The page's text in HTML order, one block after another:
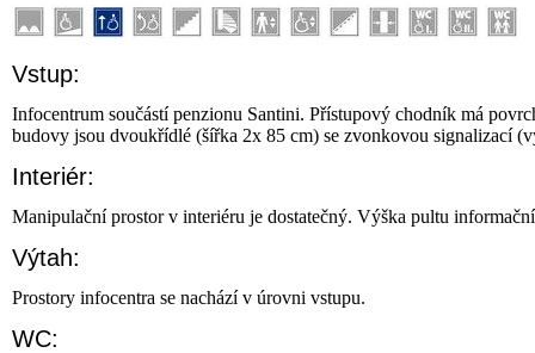
Vstup:
Infocentrum součástí penzionu Santini. Přístupový chodník má
budovy jsou dvoukřídlé (šířka 2x 85 cm) se zvonkovou signalizací
Interiér:
Manipulační prostor v interiéru je dostatečný. Výška pultu
Výtah:
Prostory infocentra se nachází v úrovni vstupu.
WC: